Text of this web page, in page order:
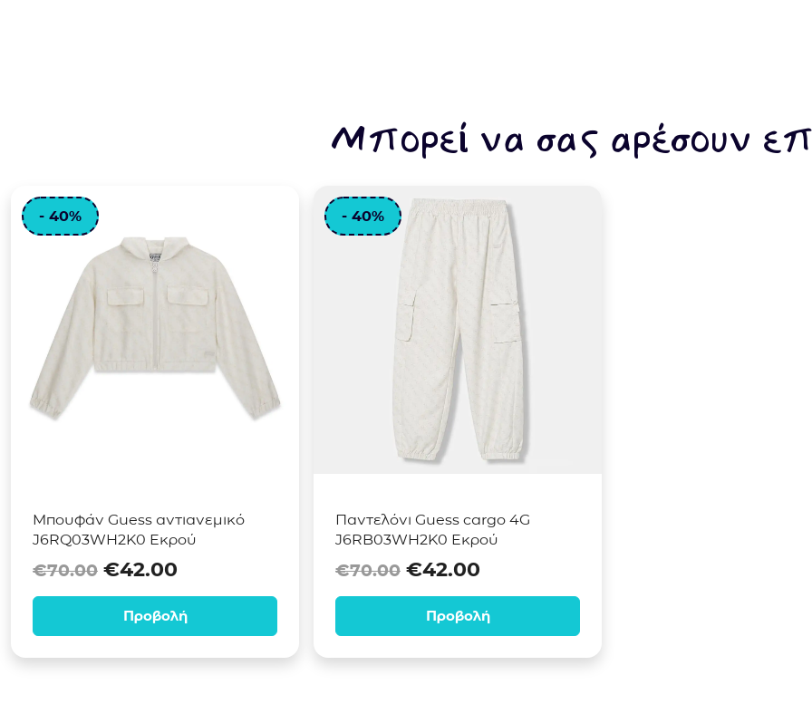
Μπορεί να σας αρέσουν
- 40%
Μπουφάν Guess αντιανεμικό
J6RQ03WH2K0 Εκρού
€70.00 Original price was: €70.00.
€42.00 Η τρέχουσα τιμή είναι: €42.00.
Προβολή
- 40%
Παντελόνι Guess cargo 4G
J6RB03WH2K0 Εκρού
€70.00 Original price was: €70.00.
€42.00
Προβολή